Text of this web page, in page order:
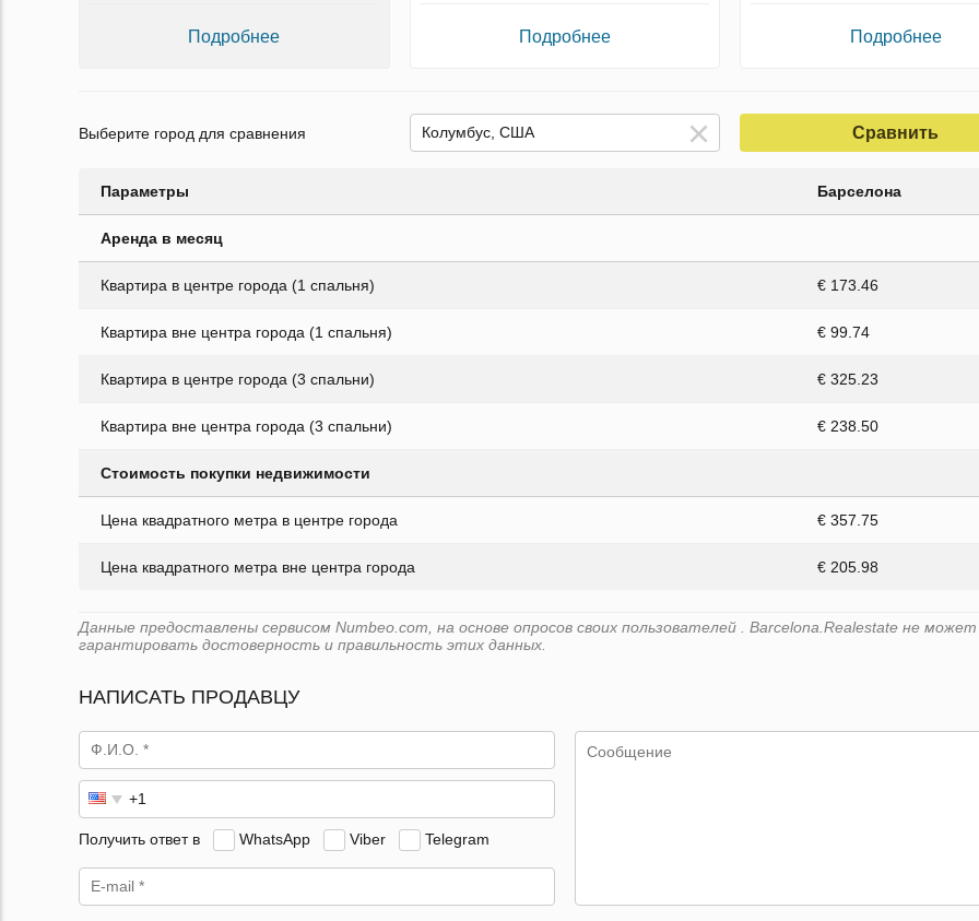
Подробнее Подробнее Подробнее
Выберите город для сравнения Сравнить
Параметры Барселона
Аренда в месяц
Квартира в центре города (1 спальня) € 173.46
Квартира вне центра города (1 спальня) € 99.74
Квартира в центре города (3 спальни) € 325.23
Квартира вне центра города (3 спальни) € 238.50
Стоимость покупки недвижимости
Цена квадратного метра в центре города € 357.75
Цена квадратного метра вне центра города € 205.98
Данные предоставлены сервисом Numbeo.com, на основе опросов своих пользователей . Barcelona.Realestate не может
гарантировать достоверность и правильность этих данных.
НАПИСАТЬ ПРОДАВЦУ
Получить ответ в WhatsApp Viber Telegram